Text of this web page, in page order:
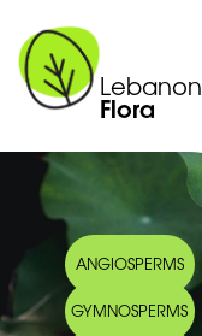
Lebanon
Flora
ANGIOSPERMS
GYMNOSPERMS